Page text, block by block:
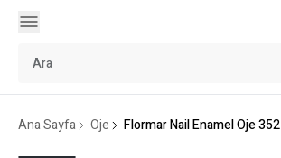
Ana Sayfa Oje Flormar Nail Enamel Oje 352